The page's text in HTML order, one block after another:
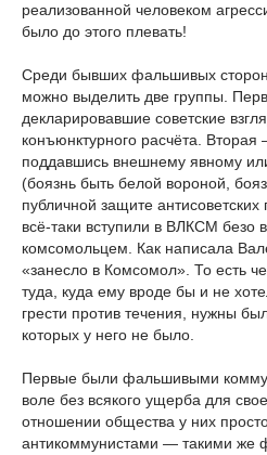
реализованной человеком
было до этого плевать!
Среди бывших фальшивых
можно выделить две группы.
декларировавшие советские
конъюнктурного расчёта.
поддавшись внешнему явному
(боязнь быть белой вороной,
публичной защите
всё-таки вступили в ВЛКСМ безо
комсомольцем. Как написала
«занесло в Комсомол». То есть
туда, куда ему вроде бы и не
грести против течения, нужны
которых у него не было.
Первые были фальшивыми
воле без всякого ущерба для
отношении общества у них
антикоммунистами ― такими же